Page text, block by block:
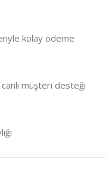
kolay ödeme
müşteri desteği